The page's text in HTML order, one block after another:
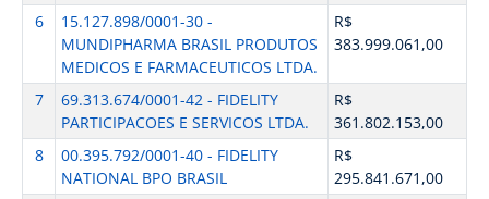
6
15.127.898/0001-30 -
MUNDIPHARMA BRASIL PRODUTOS
MEDICOS E FARMACEUTICOS LTDA.
R$
383.999.061,00
7
69.313.674/0001-42 - FIDELITY
PARTICIPACOES E SERVICOS LTDA.
R$
361.802.153,00
8
00.395.792/0001-40 - FIDELITY
NATIONAL BPO BRASIL
R$
295.841.671,00